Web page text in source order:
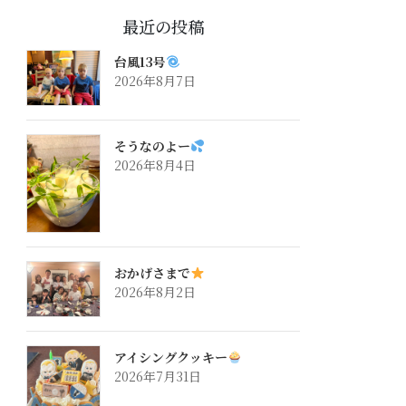
最近の投稿
台風13号
2026年8月7日
そうなのよー
2026年8月4日
おかげさまで
2026年8月2日
アイシングクッキー
2026年7月31日